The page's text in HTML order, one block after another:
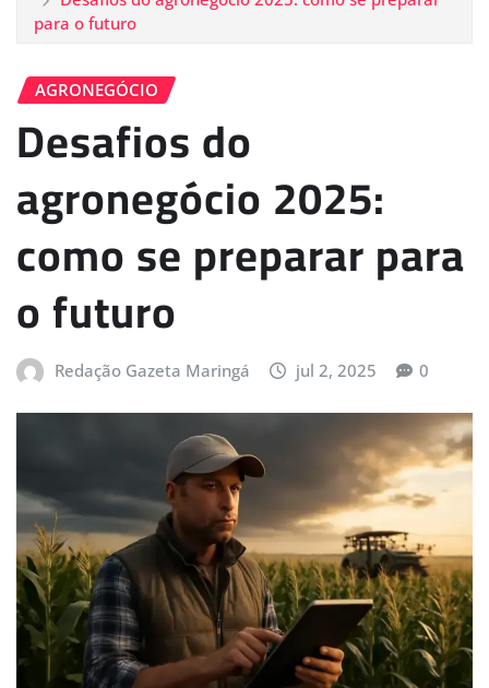
para o futuro
AGRONEGÓCIO
Desafios do
agronegócio 2025:
como se preparar para
o futuro
Redação Gazeta Maringá jul 2, 2025 0